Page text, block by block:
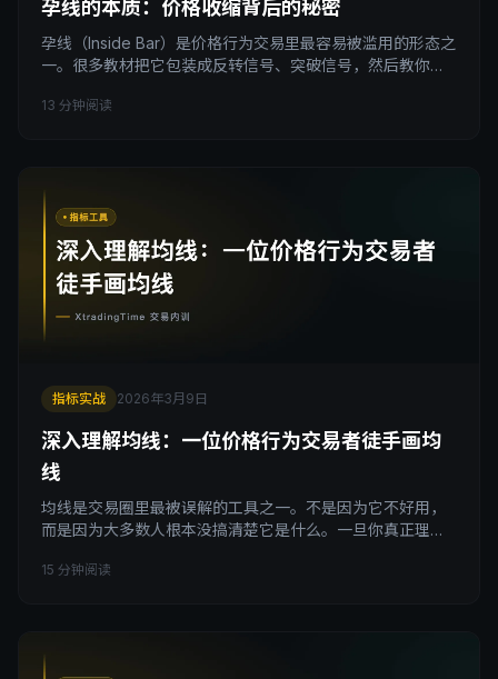
孕线的本质：价格收缩背后的秘密
孕线（Inside Bar）是价格行为交易里最容易被滥用的形态之
一。很多教材把它包装成反转信号、突破信号，然后教你一
价格爆发。听起来有逻辑，但这套路在实操中会让你持续出
什
13 分钟阅读
指标实战 2026年3月9日
深入理解均线：一位价格行为交易者徒手画均
线
均线是交易圈里最被误解的工具之一。不是因为它不好用，
而是因为大多数人根本没搞清楚它是什么。一旦你真正理解
化它，也不会扔掉它。 引子：一个思想实验 我想请你做一个
轨
15 分钟阅读